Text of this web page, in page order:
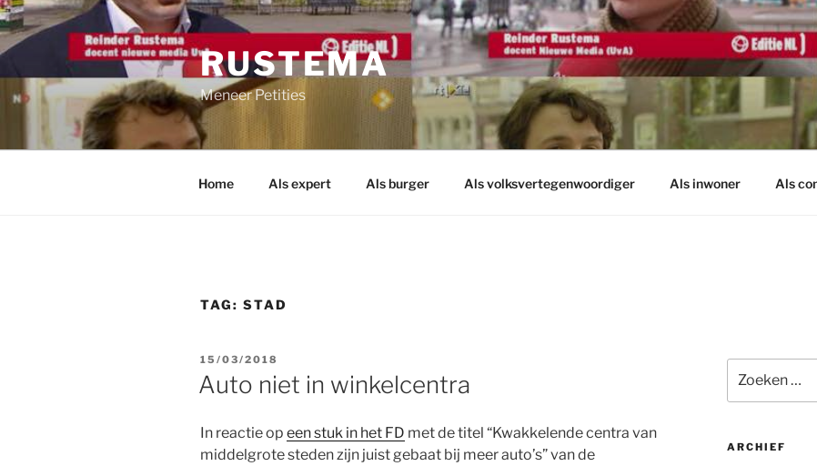
Ga
naar
de
inhoud
RUSTEMA
Meneer Petities
Home Als expert Als burger Als volksvertegenwoordiger Als inwoner Als
TAG: STAD
GEPLAATST
OP
15/03/2018
Auto niet in winkelcentra
In reactie op een stuk in het FD met de titel “Kwakkelende centra van
middelgrote steden zijn juist gebaat bij meer auto’s” van de
naar:
ARCHIEF